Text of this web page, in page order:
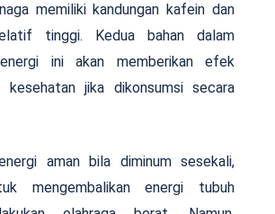
memiliki kandungan kafein dan
tinggi. Kedua bahan dalam
ini akan memberikan efek
kesehatan jika dikonsumsi secara
aman bila diminum sesekali,
mengembalikan energi tubuh